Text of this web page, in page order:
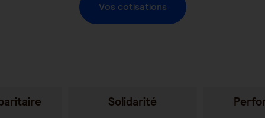
Vos cotisations
Solidarité